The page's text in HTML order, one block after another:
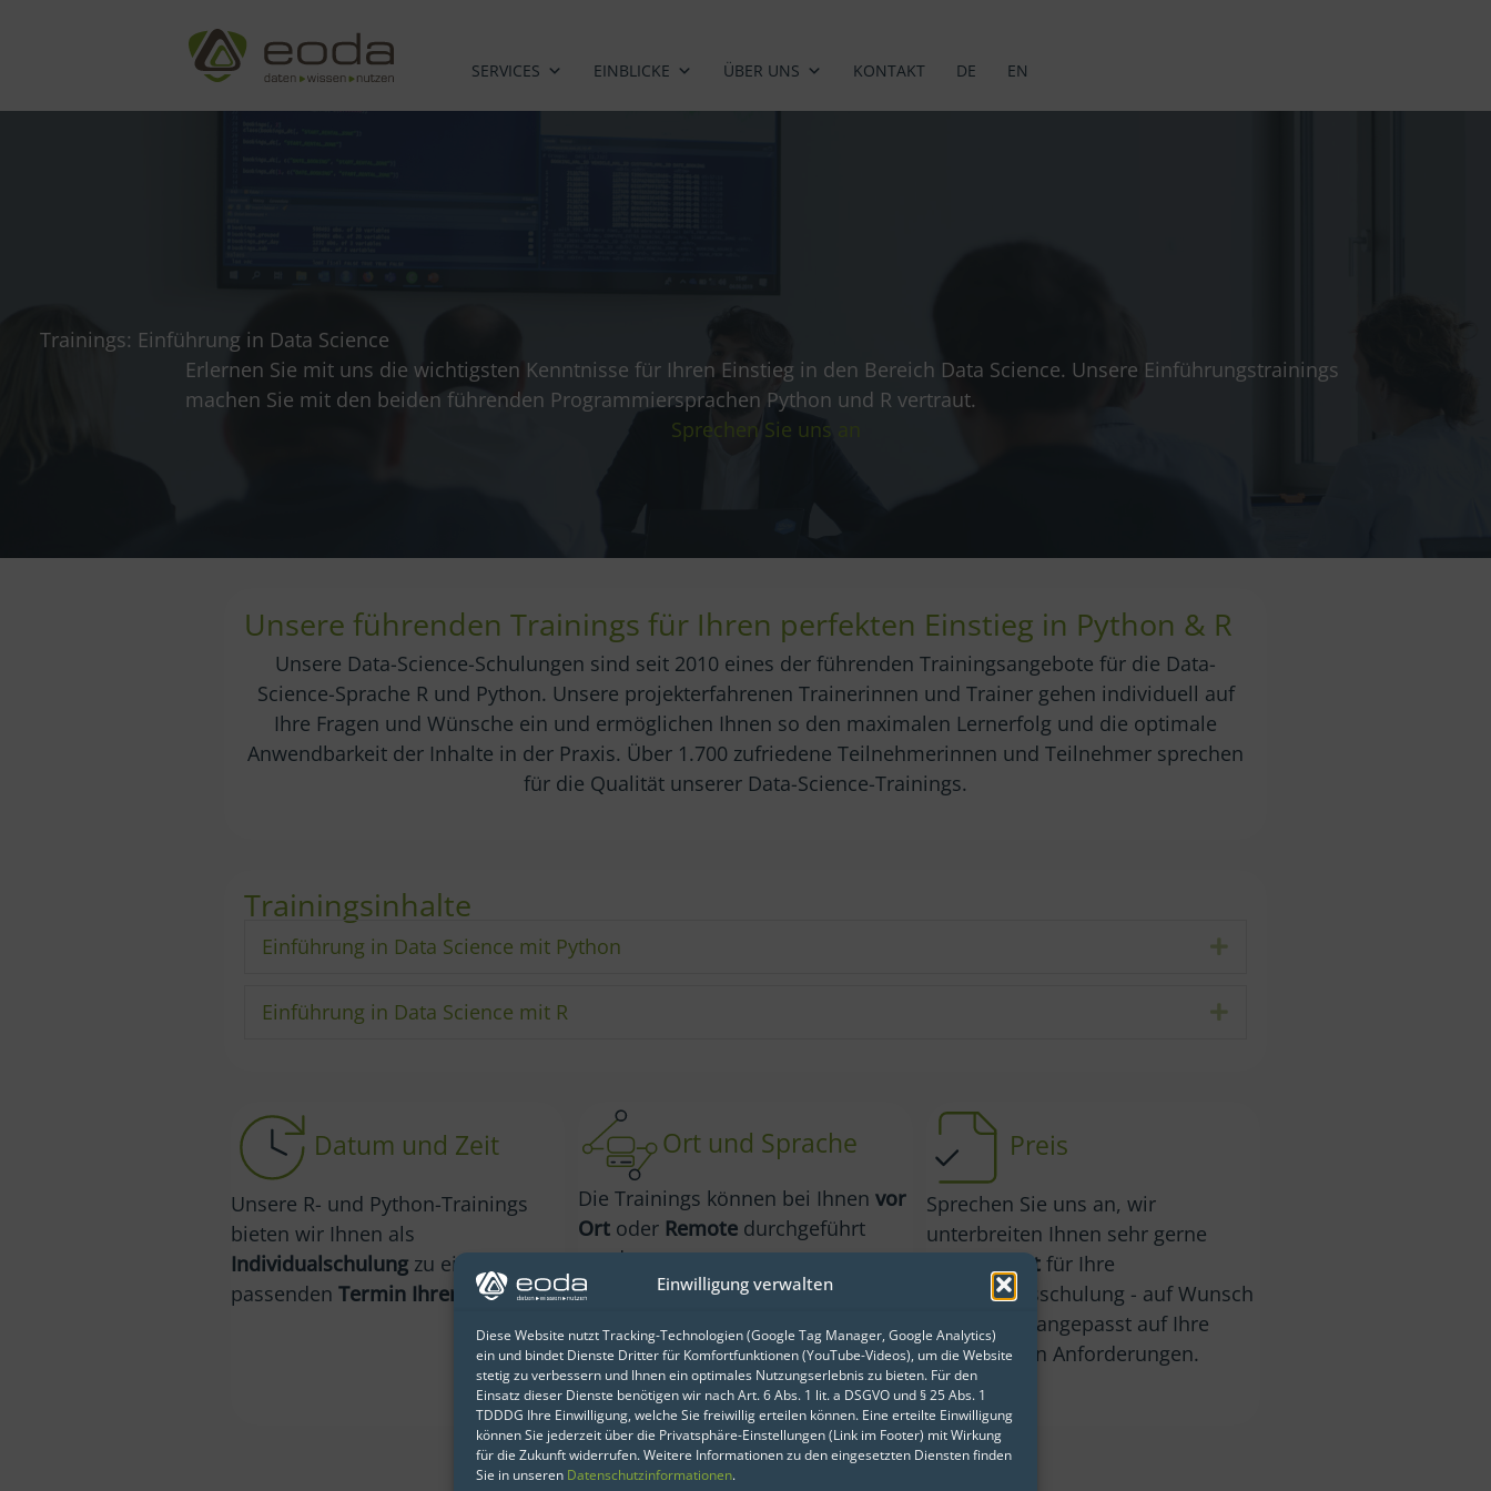
Einwilligung verwalten
Diese Website nutzt Tracking-Technologien (Google Tag Manager, Google Analytics)
ein und bindet Dienste Dritter für Komfortfunktionen (YouTube-Videos), um die Website
stetig zu verbessern und Ihnen ein optimales Nutzungserlebnis zu bieten. Für den
Einsatz dieser Dienste benötigen wir nach Art. 6 Abs. 1 lit. a DSGVO und § 25 Abs. 1
TDDDG Ihre Einwilligung, welche Sie freiwillig erteilen können. Eine erteilte Einwilligung
können Sie jederzeit über die Privatsphäre-Einstellungen (Link im Footer) mit Wirkung
für die Zukunft widerrufen. Weitere Informationen zu den eingesetzten Diensten finden
Sie in unseren Datenschutzinformationen.
SERVICES EINBLICKE ÜBER UNS KONTAKT DE EN
Trainings: Einführung in Data Science
Erlernen Sie mit uns die wichtigsten Kenntnisse für Ihren Einstieg in den Bereich Data Science. Unsere Einführungstrainings
machen Sie mit den beiden führenden Programmiersprachen Python und R vertraut.
Sprechen Sie uns an
Unsere führenden Trainings für Ihren perfekten Einstieg in Python & R
Unsere Data-Science-Schulungen sind seit 2010 eines der führenden Trainingsangebote für die Data-
Science-Sprache R und Python. Unsere projekterfahrenen Trainerinnen und Trainer gehen individuell auf
Ihre Fragen und Wünsche ein und ermöglichen Ihnen so den maximalen Lernerfolg und die optimale
Anwendbarkeit der Inhalte in der Praxis. Über 1.700 zufriedene Teilnehmerinnen und Teilnehmer sprechen
für die Qualität unserer Data-Science-Trainings.
Trainingsinhalte
Einführung in Data Science mit Python
Einführung in Data Science mit R
Datum und Zeit
Unsere R- und Python-Trainings
bieten wir Ihnen als
Individualschulungzu einem
passenden Termin Ihrer Wahl an.
Ort und Sprache
Die Trainings können bei Ihnenvor
Ort oder Remote durchgeführt
werden.
können Sie
indeutscheroderenglischerSprac
he schulen.
Preis
Sprechen Sie uns an, wir
unterbreiten Ihnen sehr gerne
Angebot für Ihre
Einführungsschulung - auf Wunsch
auch gerne angepasst auf Ihre
individuellen Anforderungen.